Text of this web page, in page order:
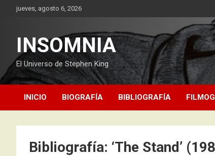
Saltarjueves, agosto 6, 2026
INSOMNIA
El Universo de Stephen King
INICIO BIOGRAFÍA BIBLIOGRAFÍA
Bibliografía: ‘The Stand’